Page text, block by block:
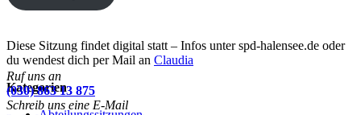
Diese Sitzung findet digital statt – Infos unter spd-halensee.de oder
du wendest dich per Mail an Claudia
Kategorien
Ruf uns an
(030) 863 13 875
Schreib uns eine E-Mail